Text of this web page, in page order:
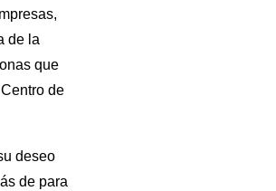
de la
que
de
deseo
de para